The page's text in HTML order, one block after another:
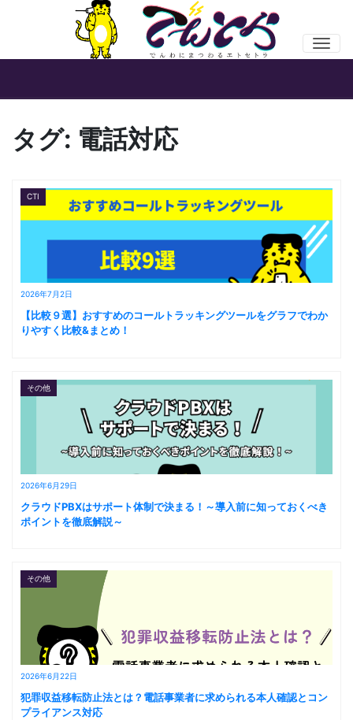
タグ: 電話対応
2026年7月2日
CTI
【比較９選】おすすめのコールトラッキングツールをグラフでわか
りやすく比較&まとめ！
2026年6月29日
その他
クラウドPBXはサポート体制で決まる！～導入前に知っておくべき
ポイントを徹底解説～
2026年6月22日
その他
犯罪収益移転防止法とは？電話事業者に求められる本人確認とコン
プライアンス対応